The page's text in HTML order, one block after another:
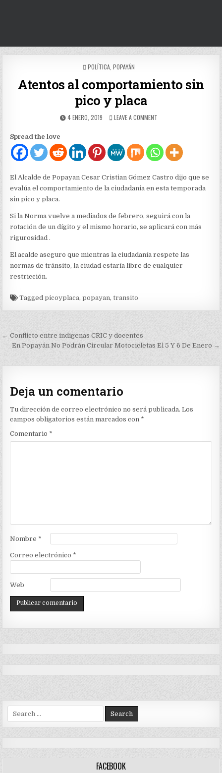
POSTED
POLÍTICA, POPAYÁN
Atentos al comportamiento sin
pico y placa
PUBLISHED
4 ENERO, 2019 LEAVE A COMMENTON
COMPORTAMIENTO
SIN
PICO
PLACA
Spread the love
El Alcalde de Popayan Cesar Cristian Gómez Castro dijo que se
evalúa el comportamiento de la ciudadania en esta temporada
sin pico y placa.
Si la Norma vuelve a mediados de febrero, seguirá con la
rotación de un dígito y el mismo horario, se aplicará con más
rigurosidad .
El acalde aseguro que mientras la ciudadanía respete las
normas de tránsito, la ciudad estaría libre de cualquier
restricción.
Taggedpicoyplaca,popayan,transito
Navegación
de
entradas
← Conflicto entre indigenas CRIC y docentes
En Popayán No Podrán Circular Motocicletas El 5 Y 6 De Enero →
Deja un comentario
Tu dirección de correo electrónico no será publicada. Los
campos obligatorios están marcados con *
Comentario *
Nombre *
Correo electrónico *
Web
Search
for:
FACEBOOK